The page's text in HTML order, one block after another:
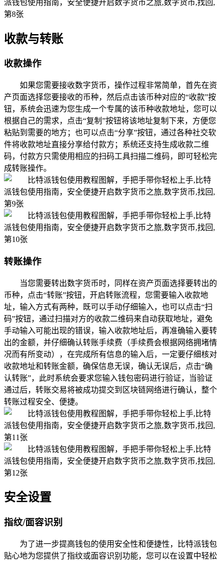
收款与转账
收款操作
如果您需要接收数字货币，操作过程非常简单，首先在资
产页面选择您要接收的币种，然后点击该币种对应的“收款”按
钮，系统会迅速为您生成一个专属的该币种收款地址，您可以
根据自己的需求，点击“复制”按钮将该地址复制下来，方便您
粘贴到需要的地方；也可以点击“分享”按钮，通过各种社交软
件将收款地址直接分享给付款方；系统还支持生成收款二维
码，付款方只需使用相应的扫码工具扫描二维码，即可轻松完
成转账操作。
转账操作
当您需要转出数字货币时，同样在资产页面选择要转出的
币种，点击“转账”按钮，开启转账流程，您需要输入收款地
址，输入方式有两种，既可以手动仔细输入，也可以点击“扫
码”按钮，通过扫描对方的收款二维码来自动获取地址，避免
手动输入可能出现的错误，输入收款地址后，再准确输入要转
出的金额，并仔细确认转账手续费（手续费会根据网络拥堵情
况而有所变动），在完成所有信息的输入后，一定要仔细核对
收款地址和转账金额，确保信息无误，确认无误后，点击“确
认转账”，此时系统会要求您输入钱包密码进行验证，当验证
通过后，转账交易将被成功提交到区块链网络进行确认，整个
转账过程安全、便捷。
安全设置
指纹/面容识别
为了进一步提高钱包的使用安全性和便捷性，比特派钱包
贴心地为您提供了指纹或面容识别功能，您可以在设置中轻松